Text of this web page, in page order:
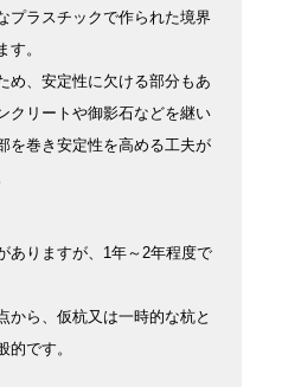
プラスチックで作られた境界
す。
め、安定性に欠ける部分もあ
クリートや御影石などを継い
を巻き安定性を高める工夫が
ありますが、1年～2年程度で
から、仮杭又は一時的な杭と
的です。